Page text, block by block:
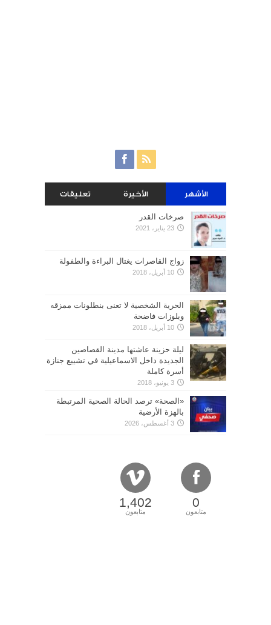
الأشهر الأخيرة تعليقات
صرخات القدر
23 يناير، 2021
زواج القاصرات يغتال البراءة والطفولة
10 أبريل، 2018
الحرية الشخصية لا تعنى بنطلونات ممزقه
وبلوزات فاضحة
10 أبريل، 2018
ليلة حزينة عاشتها مدينة القصاصين
الجديدة داخل الاسماعيلية في تشييع جنازة
أسرة كاملة
3 يونيو، 2018
«الصحة» ترصد الحالة الصحية المرتبطة
بالهزة الأرضية
3 أغسطس، 2026
0
متابعون
1,402
متابعون